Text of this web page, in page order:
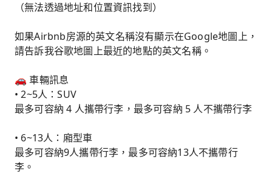
（無法透過地址和位置資訊找到）
如果Airbnb房源的英文名稱沒有顯示在Google地圖上，
請告訴我谷歌地圖上最近的地點的英文名稱。
🚗 車輛訊息
• 2~5人：SUV
最多可容納 4 人攜帶行李，最多可容納 5 人不攜帶行李
• 6~13人：廂型車
最多可容納9人攜帶行李，最多可容納13人不攜帶行
李。